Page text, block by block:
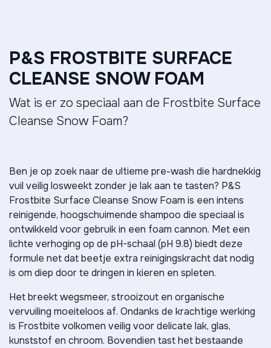
P&S FROSTBITE SURFACE
CLEANSE SNOW FOAM
Wat is er zo speciaal aan de Frostbite Surface
Cleanse Snow Foam?
Ben je op zoek naar de ultieme pre-wash die hardnekkig
vuil veilig losweekt zonder je lak aan te tasten? P&S
Frostbite Surface Cleanse Snow Foam is een intens
reinigende, hoogschuimende shampoo die speciaal is
ontwikkeld voor gebruik in een foam cannon. Met een
lichte verhoging op de pH-schaal (pH 9.8) biedt deze
formule net dat beetje extra reinigingskracht dat nodig
is om diep door te dringen in kieren en spleten.
Het breekt wegsmeer, strooizout en organische
vervuiling moeiteloos af. Ondanks de krachtige werking
is Frostbite volkomen veilig voor delicate lak, glas,
kunststof en chroom. Bovendien tast het bestaande